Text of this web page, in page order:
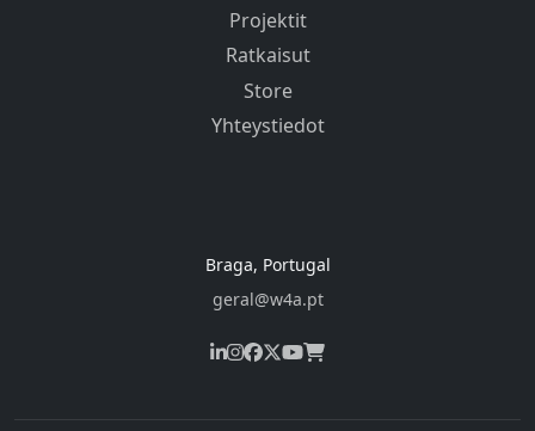
Projektit
Ratkaisut
Store
Yhteystiedot
Braga, Portugal
geral@w4a.pt